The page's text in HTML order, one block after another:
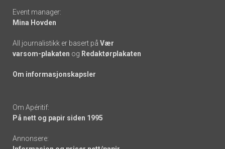
Event manager:
Mina Hovden
All journalistikk er basert på Vær
varsom-plakaten og Redaktørplakaten
Om informasjonskapsler
Om Apéritif:
På nett og papir siden 1995
Annonsere: